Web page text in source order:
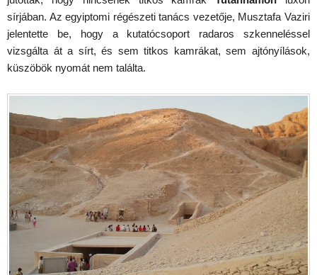
sírjában. Az egyiptomi régészeti tanács vezetője, Musztafa Vaziri
jelentette be, hogy a kutatócsoport radaros szkenneléssel
vizsgálta át a sírt, és sem titkos kamrákat, sem ajtónyílások,
küszöbök nyomát nem találta.